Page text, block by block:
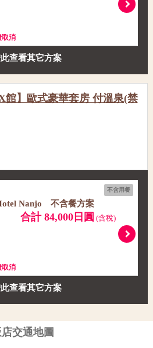
取消
此查看其它方案
館】歐式豪華套房 付溫泉(禁
不含用餐
Nanjo 不含餐方案
合計 84,000日圓 (含稅)
取消
此查看其它方案
交通地圖